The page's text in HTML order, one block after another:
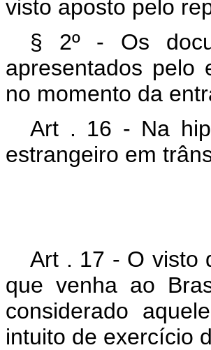
visto aposto pelo
§ 2º - Os
apresentados pelo
no momento da
Art . 16 - Na
estrangeiro em
Art . 17 - O visto
que venha ao
considerado
intuito de exercício